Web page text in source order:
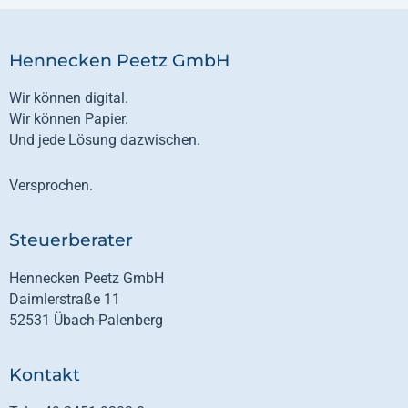
Hennecken Peetz GmbH
Wir können digital.
Wir können Papier.
Und jede Lösung dazwischen.
Versprochen.
Steuerberater
Hennecken Peetz GmbH
Daimlerstraße 11
52531 Übach-Palenberg
Kontakt